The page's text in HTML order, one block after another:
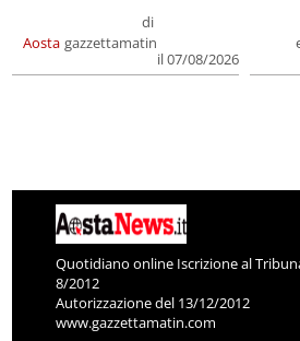
Aosta
di
gazzettamatin
il 07/08/2026
Quotidiano online Iscrizione al
8/2012
Autorizzazione del 13/12/2012
www.gazzettamatin.com